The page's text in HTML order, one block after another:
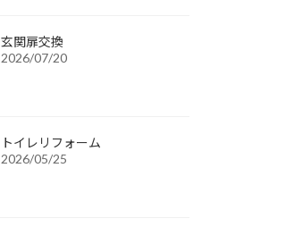
玄関扉交換
2026/07/20
トイレリフォーム
2026/05/25